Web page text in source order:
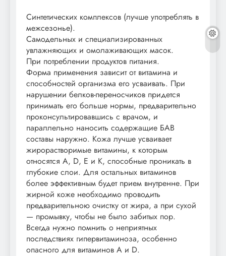
Синтетических комплексов (лучше употреблять в
межсезонье).
Самодельных и специализированных
увлажняющих и омолаживающих масок.
При потреблении продуктов питания.
Форма применения зависит от витамина и
способностей организма его усваивать. При
нарушении белков-переносчиков придется
принимать его больше нормы, предварительно
проконсультировавшись с врачом, и
параллельно наносить содержащие БАВ
составы наружно. Кожа лучше усваивает
жирорастворимые витамины, к которым
относятся А, D, Е и К, способные проникать в
глубокие слои. Для остальных витаминов
более эффективным будет прием внутренне. При
жирной коже необходимо проводить
предварительною очистку от жира, а при сухой
— промывку, чтобы не было забитых пор.
Всегда нужно помнить о неприятных
последствиях гипервитаминоза, особенно
опасного для витаминов А и D.